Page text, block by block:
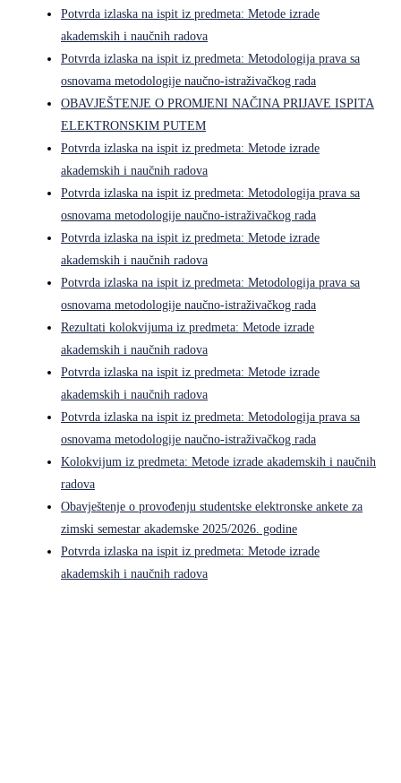
Potvrda izlaska na ispit iz predmeta: Metode izrade
akademskih i naučnih radova
Potvrda izlaska na ispit iz predmeta: Metodologija prava sa
osnovama metodologije naučno-istraživačkog rada
OBAVJEŠTENJE O PROMJENI NAČINA PRIJAVE ISPITA
ELEKTRONSKIM PUTEM
Potvrda izlaska na ispit iz predmeta: Metode izrade
akademskih i naučnih radova
Potvrda izlaska na ispit iz predmeta: Metodologija prava sa
osnovama metodologije naučno-istraživačkog rada
Potvrda izlaska na ispit iz predmeta: Metode izrade
akademskih i naučnih radova
Potvrda izlaska na ispit iz predmeta: Metodologija prava sa
osnovama metodologije naučno-istraživačkog rada
Rezultati kolokvijuma iz predmeta: Metode izrade
akademskih i naučnih radova
Potvrda izlaska na ispit iz predmeta: Metode izrade
akademskih i naučnih radova
Potvrda izlaska na ispit iz predmeta: Metodologija prava sa
osnovama metodologije naučno-istraživačkog rada
Kolokvijum iz predmeta: Metode izrade akademskih i naučnih
radova
Obavještenje o provođenju studentske elektronske ankete za
zimski semestar akademske 2025/2026. godine
Potvrda izlaska na ispit iz predmeta: Metode izrade
akademskih i naučnih radova